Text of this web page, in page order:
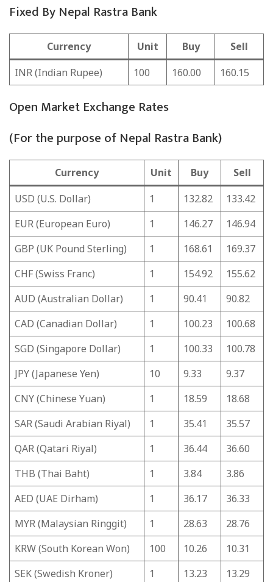
Fixed By Nepal Rastra Bank
Currency Unit Buy
Sell
INR (Indian Rupee)
100 160.00 160.15
Open Market Exchange Rates
(For the purpose of Nepal Rastra Bank)
Currency Unit Buy
Sell
USD (U.S. Dollar)
1 132.82
133.42
EUR (European Euro)
1 146.27
146.94
GBP (UK Pound Sterling)
1 168.61
169.37
CHF (Swiss Franc)
1 154.92
155.62
AUD (Australian Dollar)
1 90.41
90.82
CAD (Canadian Dollar)
1 100.23
100.68
SGD (Singapore Dollar)
1 100.33
100.78
JPY (Japanese Yen)
10 9.33
9.37
CNY (Chinese Yuan)
1 18.59
18.68
SAR (Saudi Arabian Riyal)
1 35.41
35.57
QAR (Qatari Riyal)
1 36.44
36.60
THB (Thai Baht)
1 3.84
3.86
AED (UAE Dirham)
1 36.17
36.33
MYR (Malaysian Ringgit)
1 28.63
28.76
KRW (South Korean Won)
100 10.26
10.31
SEK (Swedish Kroner)
1 13.23
13.29